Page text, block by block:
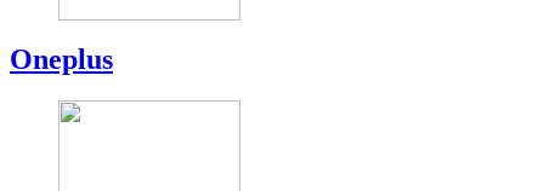
Oneplus